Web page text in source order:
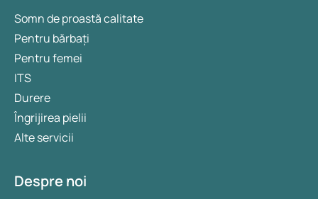
Somn de proastă calitate
Pentru bărbați
Pentru femei
ITS
Durere
Îngrijirea pielii
Alte servicii
Despre noi